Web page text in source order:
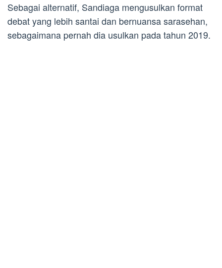
Sebagai alternatif, Sandiaga mengusulkan format
debat yang lebih santai dan bernuansa sarasehan,
sebagaimana pernah dia usulkan pada tahun 2019.